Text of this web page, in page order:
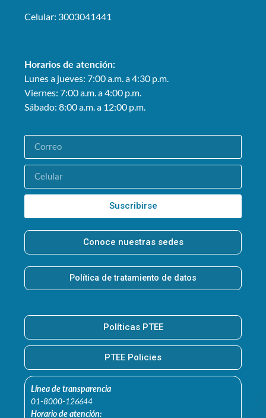
Celular: 3003041441
Horarios de atención:
Lunes a jueves: 7:00 a.m. a 4:30 p.m.
Viernes: 7:00 a.m. a 4:00 p.m.
Sábado: 8:00 a.m. a 12:00 p.m.
Suscribirse
Conoce nuestras sedes
Política de tratamiento de datos
Políticas PTEE
PTEE Policies
Línea de transparencia
01-8000-126644
Horario de atención: